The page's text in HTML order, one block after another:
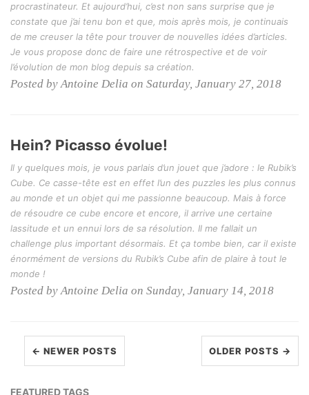
procrastinateur. Et aujourd’hui, c’est non sans surprise que je
constate que j’ai tenu bon et que, mois après mois, je continuais
de me creuser la tête pour trouver de nouvelles idées d’articles.
Je vous propose donc de faire une rétrospective et de voir
l’évolution de mon blog depuis sa création.
Posted by Antoine Delia on Saturday, January 27, 2018
Hein? Picasso évolue!
Il y quelques mois, je vous parlais d’un jouet que j’adore : le Rubik’s
Cube. Ce casse-tête est en effet l’un des puzzles les plus connus
au monde et un objet qui me passionne beaucoup. Mais à force
de résoudre ce cube encore et encore, il arrive une certaine
lassitude et un ennui lors de sa résolution. Il me fallait un
challenge plus important désormais. Et ça tombe bien, car il existe
énormément de versions du Rubik’s Cube afin de plaire à tout le
monde !
Posted by Antoine Delia on Sunday, January 14, 2018
← NEWER POSTS OLDER POSTS →
FEATURED TAGS